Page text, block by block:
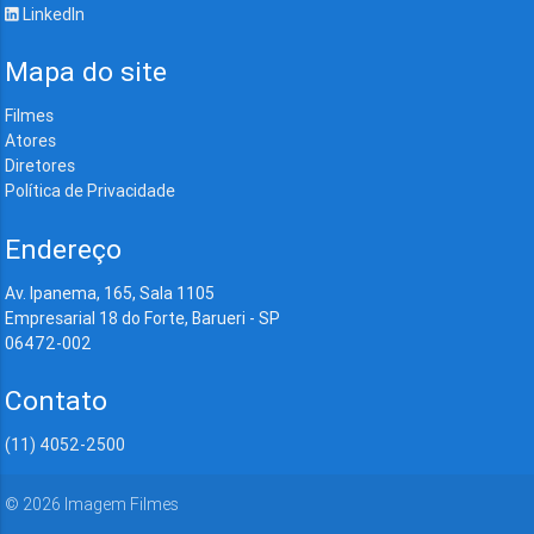
LinkedIn
Mapa do site
Filmes
Atores
Diretores
Política de Privacidade
Endereço
Av. Ipanema, 165, Sala 1105
Empresarial 18 do Forte, Barueri - SP
06472-002
Contato
(11) 4052-2500
© 2026 Imagem Filmes